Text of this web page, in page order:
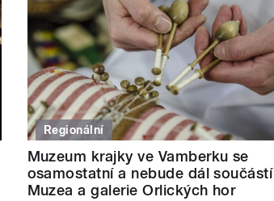
Regionální
Muzeum krajky ve Vamberku se
osamostatní a nebude dál součástí
Muzea a galerie Orlických hor